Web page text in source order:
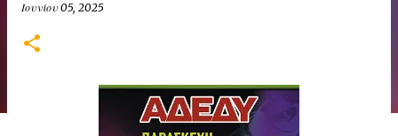
Ιουνίου 05, 2025